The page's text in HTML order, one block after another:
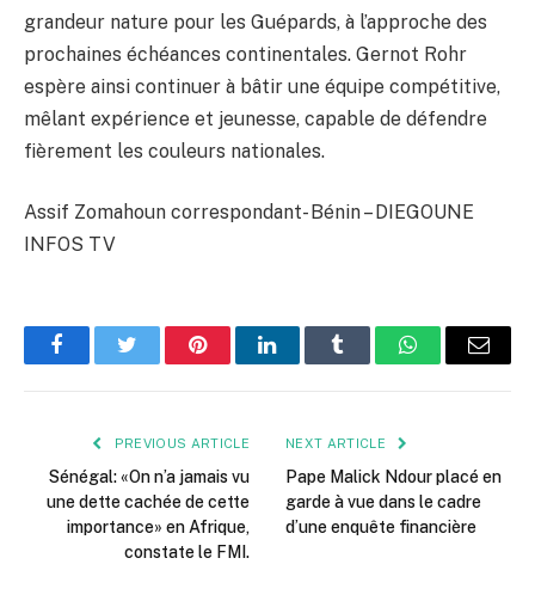
grandeur nature pour les Guépards, à l’approche des
prochaines échéances continentales. Gernot Rohr
espère ainsi continuer à bâtir une équipe compétitive,
mêlant expérience et jeunesse, capable de défendre
fièrement les couleurs nationales.
Assif Zomahoun correspondant- Bénin – DIEGOUNE
INFOS TV
FacebookTwitter PinterestLinkedInTumblr WhatsAppEmail
PREVIOUS ARTICLE
Sénégal: «On n’a jamais vu
une dette cachée de cette
importance» en Afrique,
constate le FMI.
NEXT ARTICLE
Pape Malick Ndour placé en
garde à vue dans le cadre
d’une enquête financière